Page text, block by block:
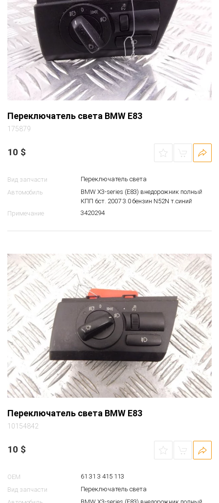
Переключатель света BMW E83
175879
10 $
Вид запчасти
Переключатель света
Автомобиль
BMW X3-series (E83) внедорожник полный
КПП 6ст. 2007 3.0 бензин N52N т.синий
Примечание
3420294
Переключатель света BMW E83
10154842
10 $
OEM
61 31 3 415 113
Вид запчасти
Переключатель света